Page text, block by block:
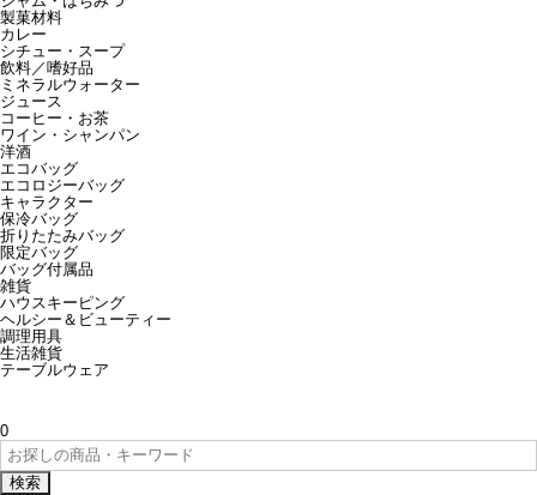
製菓材料
カレー
シチュー・スープ
飲料／嗜好品
ミネラルウォーター
ジュース
コーヒー・お茶
ワイン・シャンパン
洋酒
エコバッグ
エコロジーバッグ
キャラクター
保冷バッグ
折りたたみバッグ
限定バッグ
バッグ付属品
雑貨
ハウスキーピング
ヘルシー＆ビューティー
調理用具
生活雑貨
テーブルウェア
0
検索